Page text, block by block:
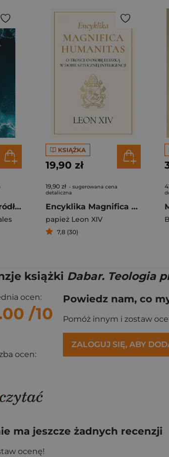
Biblia i chrzest. Źródło zbawienia
KSIĄŻKA
19,90 zł
19,90 zł - sugerowana cena
detaliczna
Encyklika Magnifica Humanitas. O trosce o osobę ludzką w dobie sztucznej inteligencji
papież Leon XIV
7,8 (30)
książki Dabar. Teologia
ocen:
/10
ocen:
Powiedz nam, co
Pomóż innym i zostaw
ZALOGUJ SIĘ, ABY
ma jeszcze żadnych recenzji
ocenę!